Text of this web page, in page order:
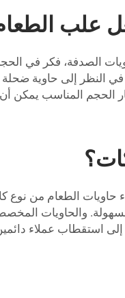
علب
النظر إلى حاوية ضحلة
الحجم المناسب يمكن
والحاويات
إلى استقطاب عملاء